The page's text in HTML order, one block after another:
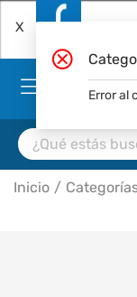
X
Inicio
Error al